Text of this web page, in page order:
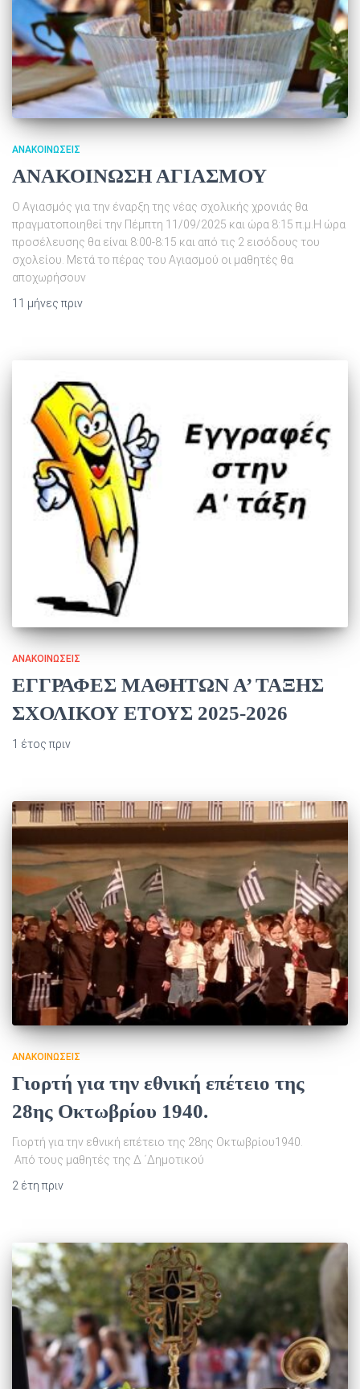
ΑΝΑΚΟΙΝΏΣΕΙΣ
ΑΝΑΚΟΙΝΩΣΗ ΑΓΙΑΣΜΟΥ
Ο Αγιασμός για την έναρξη της νέας σχολικής χρονιάς θα
πραγματοποιηθεί την Πέμπτη 11/09/2025 και ώρα 8:15 π.μ.Η ώρα
προσέλευσης θα είναι 8:00-8:15 και από τις 2 εισόδους του
σχολείου. Μετά το πέρας του Αγιασμού οι μαθητές θα
αποχωρήσουν
11 μήνες πριν
ΑΝΑΚΟΙΝΏΣΕΙΣ
ΕΓΓΡΑΦΕΣ ΜΑΘΗΤΩΝ Α’ ΤΑΞΗΣ
ΣΧΟΛΙΚΟΥ ΕΤΟΥΣ 2025-2026
1 έτος πριν
ΑΝΑΚΟΙΝΏΣΕΙΣ
Γιορτή για την εθνική επέτειο της
28ης Οκτωβρίου 1940.
Γιορτή για την εθνική επέτειο της 28ης Οκτωβρίου1940.
Από τους μαθητές της Δ ΄Δημοτικού
2 έτη πριν